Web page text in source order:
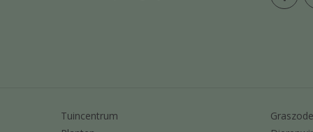
Tuincentrum